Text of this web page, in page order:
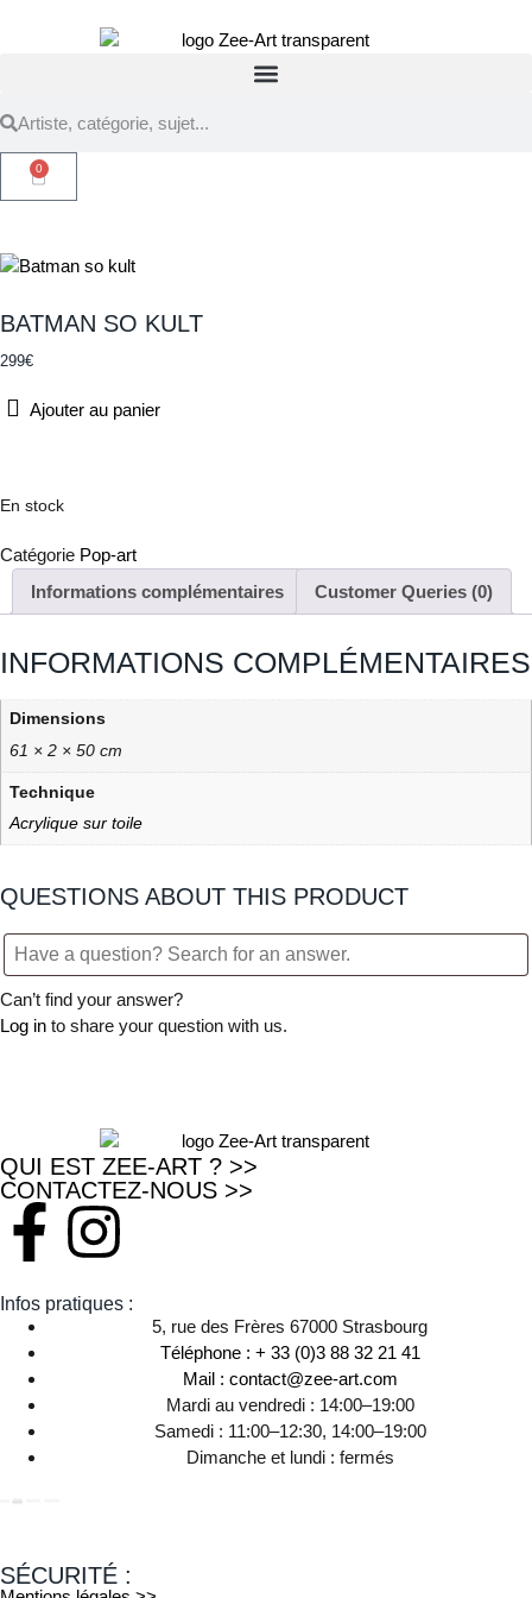
0
BATMAN SO KULT
299€
Ajouter au panier
En stock
Catégorie Pop-art
Informations complémentaires
Customer Queries (0)
INFORMATIONS COMPLÉMENTAIRES
Dimensions
61 × 2 × 50 cm
Technique
Acrylique sur toile
QUESTIONS ABOUT THIS PRODUCT
Can’t find your answer?
Log in to share your question with us.
QUI EST ZEE-ART ? >>
CONTACTEZ-NOUS >>
Infos pratiques :
5, rue des Frères 67000 Strasbourg
Téléphone : + 33 (0)3 88 32 21 41
Mail : contact@zee-art.com
Mardi au vendredi : 14:00–19:00
Samedi : 11:00–12:30, 14:00–19:00
Dimanche et lundi : fermés
SÉCURITÉ :